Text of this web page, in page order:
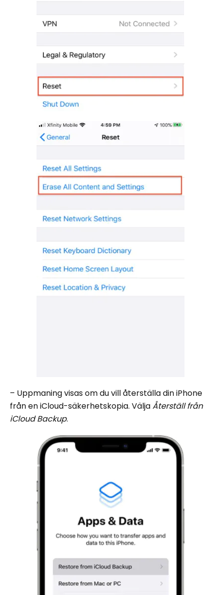
– Uppmaning visas om du vill återställa din iPhone
från en iCloud-säkerhetskopia. VäljaÅterställ från
iCloud Backup.